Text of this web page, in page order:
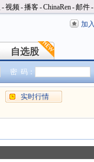
-视频-播客-ChinaRen-邮件-
加
自选股
自选股
密 码：
实时行情